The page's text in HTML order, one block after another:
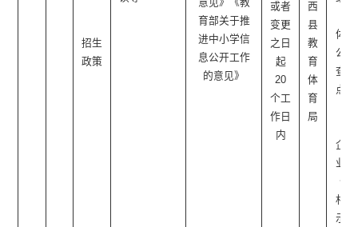
育部关于推
进中小学信
息公开工作
的意见》
招生
政策
或者
变更
之日
起
20
个工
作日
内
西
县
教
育
体
育
局
体、
公开
查阅
点、
企事
业单
位/
村公
示栏